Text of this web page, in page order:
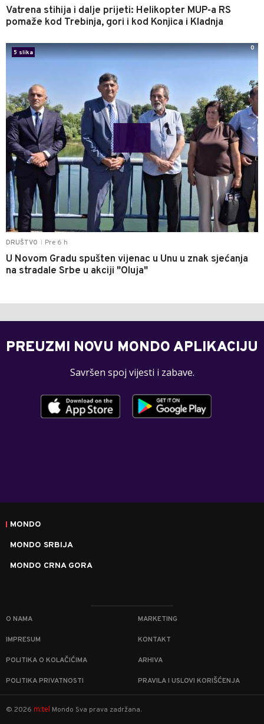
Vatrena stihija i dalje prijeti: Helikopter MUP-a RS
pomaže kod Trebinja, gori i kod Konjica i Kladnja
DRUŠTVO Pre 6 h
U Novom Gradu spušten vijenac u Unu u znak sjećanja
na stradale Srbe u akciji "Oluja"
5 slika
0
PREUZMI NOVU MONDO APLIKACIJU
Savršen spoj vijesti i zabave.
MONDO
MONDO SRBIJA
MONDO CRNA GORA
O NAMA MARKETING
IMPRESUM KONTAKT
POLITIKA O KOLAČIĆIMA ARHIVA
POLITIKA PRIVATNOSTI PRAVILA I USLOVI KORIŠĆENJA
© 2026 m:tel Mondo Sva prava zadržana.